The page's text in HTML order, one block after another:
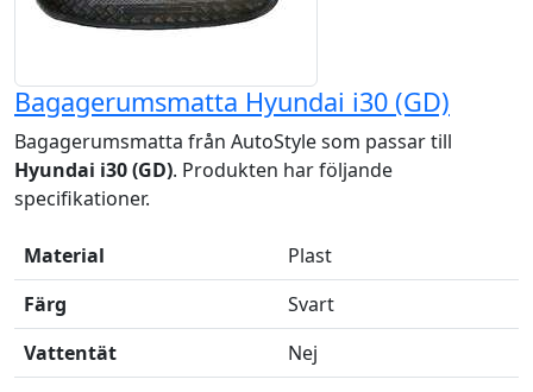
Bagagerumsmatta Hyundai i30 (GD)
Bagagerumsmatta från AutoStyle som passar till
Hyundai i30 (GD). Produkten har följande
specifikationer.
Material
Plast
Färg
Svart
Vattentät
Nej